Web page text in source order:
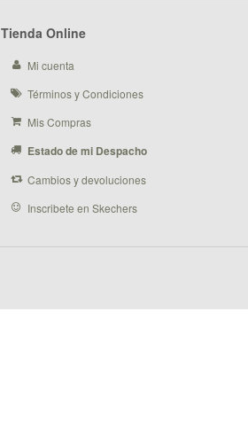
Tienda Online
Mi cuenta
Términos y Condiciones
Mis Compras
Estado de mi Despacho
Cambios y devoluciones
Inscribete en Skechers